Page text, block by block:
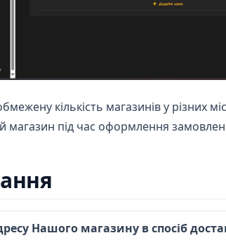
кількість магазинів у різних
магазин під час оформлення
Нашого магазину в спосіб